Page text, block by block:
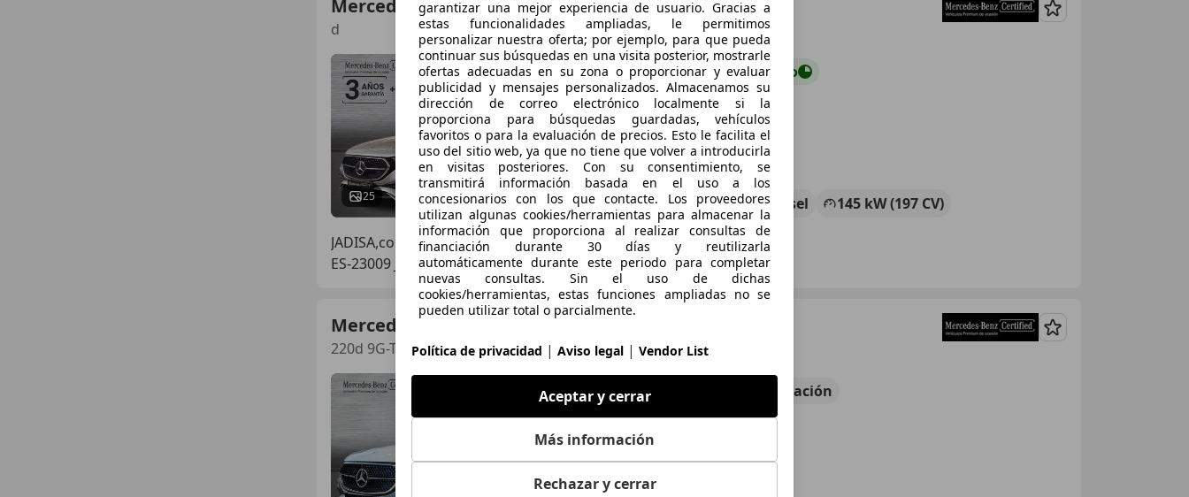
Mercedes-Benz E 220
d
Guardar
25
€ 55.6511 Buen precio
06/2025 23.080 km Diésel
145 kW (197 CV)
JADISA,concesionario oficial Mercedes-Benz
ES-23009 JAEN
Mercedes-Benz E 220
220d 9G-Tronic
Guardar
€ 61.700 comparación
garantizar una mejor experiencia de usuario. Gracias a
estas funcionalidades ampliadas, le permitimos
personalizar nuestra oferta; por ejemplo, para que pueda
continuar sus búsquedas en una visita posterior, mostrarle
ofertas adecuadas en su zona o proporcionar y evaluar
publicidad y mensajes personalizados. Almacenamos su
dirección de correo electrónico localmente si la
proporciona para búsquedas guardadas, vehículos
favoritos o para la evaluación de precios. Esto le facilita el
uso del sitio web, ya que no tiene que volver a introducirla
en visitas posteriores. Con su consentimiento, se
transmitirá información basada en el uso a los
concesionarios con los que contacte. Los proveedores
utilizan algunas cookies/herramientas para almacenar la
información que proporciona al realizar consultas de
financiación durante 30 días y reutilizarla
automáticamente durante este periodo para completar
nuevas consultas. Sin el uso de dichas
cookies/herramientas, estas funciones ampliadas no se
pueden utilizar total o parcialmente.
Política de privacidad | Aviso legal | Vendor List
Aceptar y cerrar
Más información
Rechazar y cerrar